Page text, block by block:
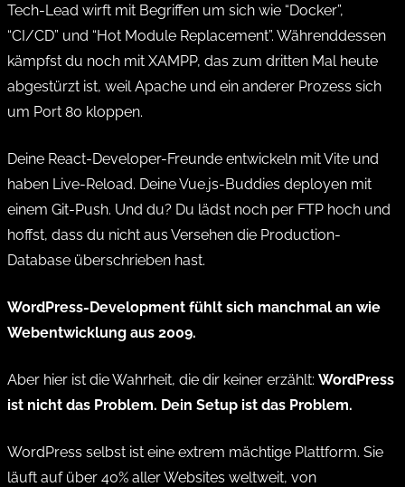
Tech-Lead wirft mit Begriffen um sich wie “Docker”,
“CI/CD” und “Hot Module Replacement”. Währenddessen
kämpfst du noch mit XAMPP, das zum dritten Mal heute
abgestürzt ist, weil Apache und ein anderer Prozess sich
um Port 80 kloppen.
Deine React-Developer-Freunde entwickeln mit Vite und
haben Live-Reload. Deine Vue.js-Buddies deployen mit
einem Git-Push. Und du? Du lädst noch per FTP hoch und
hoffst, dass du nicht aus Versehen die Production-
Database überschrieben hast.
WordPress-Development fühlt sich manchmal an wie
Webentwicklung aus 2009.
Aber hier ist die Wahrheit, die dir keiner erzählt: WordPress
ist nicht das Problem. Dein Setup ist das Problem.
WordPress selbst ist eine extrem mächtige Plattform. Sie
läuft auf über 40% aller Websites weltweit, von